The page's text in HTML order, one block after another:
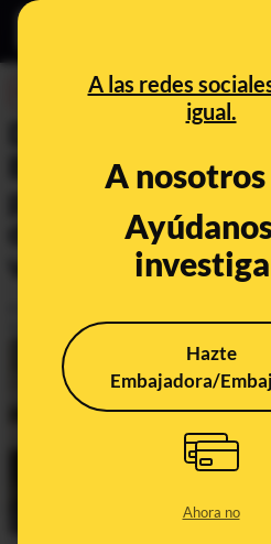
A las redes
igual.
A nosotros
Hazte
Embajadora/
Ahora no
Del asalto al
EEUU a la toma
por los talibanes:
desinformativas
vivido este 2021
Actualizado elDec 31, 2021, 8:03:00 AM